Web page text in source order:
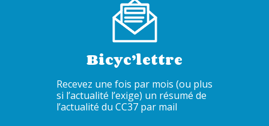
Bicyc’lettre
Recevez une fois par mois (ou plus
si l’actualité l’exige) un résumé de
l’actualité du CC37 par mail